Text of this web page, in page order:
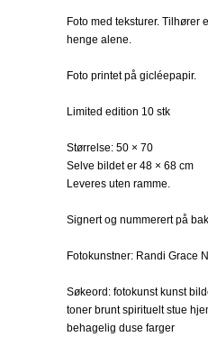
Foto med teksturer. Tilhører
henge alene.
Foto printet på gicléepapir.
Limited edition 10 stk
Størrelse: 50 × 70
Selve bildet er 48 × 68 cm
Leveres uten ramme.
Signert og nummerert på
Fotokunstner: Randi Grace
Søkeord: fotokunst kunst
toner brunt spirituelt stue
behagelig duse farger